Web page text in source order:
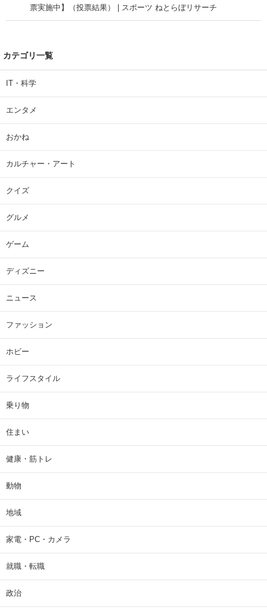
票実施中】（投票結果） | スポーツ ねとらぼリサーチ
カテゴリ一覧
IT・科学
エンタメ
おかね
カルチャー・アート
クイズ
グルメ
ゲーム
ディズニー
ニュース
ファッション
ホビー
ライフスタイル
乗り物
住まい
健康・筋トレ
動物
地域
家電・PC・カメラ
就職・転職
政治